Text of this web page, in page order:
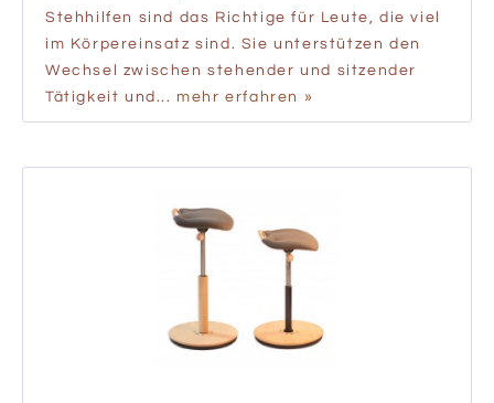
Stehhilfen sind das Richtige für Leute, die viel
im Körpereinsatz sind. Sie unterstützen den
Wechsel zwischen stehender und sitzender
Tätigkeit und... mehr erfahren »